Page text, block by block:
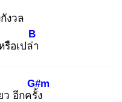
งวล
อเปล่า
B
ว อีกครั้ง
G#m